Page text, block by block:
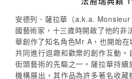
安德列．薩拉華（a.k.a. Monsieur
國藝術家，十三歲時開啟了他的非
華創作了知名角色Mr A，也開始
共同進行逗趣和歡樂的創作互動
街頭藝術的先驅之一。薩拉華持
機構展出，其作品為許多著名收